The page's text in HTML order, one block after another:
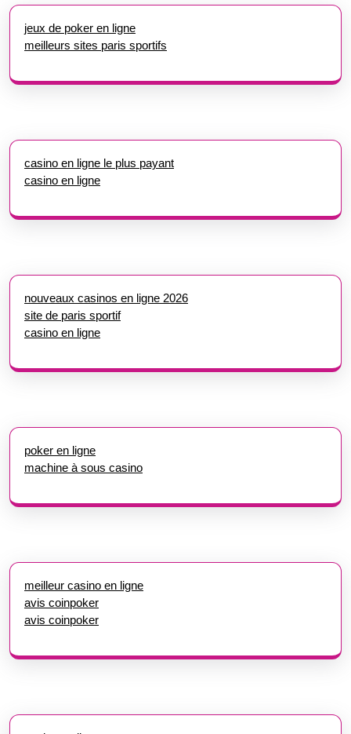
jeux de poker en ligne
meilleurs sites paris sportifs
casino en ligne le plus payant
casino en ligne
nouveaux casinos en ligne 2026
site de paris sportif
casino en ligne
poker en ligne
machine à sous casino
meilleur casino en ligne
avis coinpoker
avis coinpoker